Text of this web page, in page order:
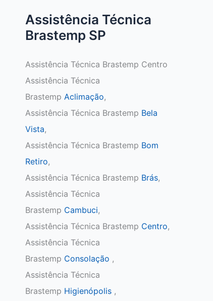
Assistência Técnica
Brastemp SP
Assistência Técnica Brastemp Centro
Assistência Técnica
Brastemp Aclimação,
Assistência Técnica Brastemp Bela
Vista,
Assistência Técnica Brastemp Bom
Retiro,
Assistência Técnica Brastemp Brás,
Assistência Técnica
Brastemp Cambuci,
Assistência Técnica Brastemp Centro,
Assistência Técnica
Brastemp Consolação ,
Assistência Técnica
Brastemp Higienópolis ,